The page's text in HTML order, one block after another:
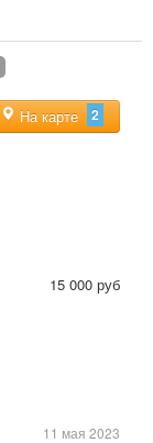
На карте 2
11 мая 2023
15 000 руб